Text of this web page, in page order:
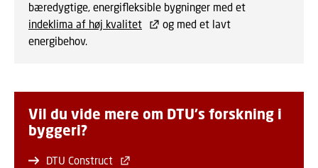
bæredygtige, energifleksible bygninger med et
indeklima af høj kvalitet
og med et lavt
energibehov.
Vil du vide mere om DTU's forskning i
byggeri?
DTU Construct